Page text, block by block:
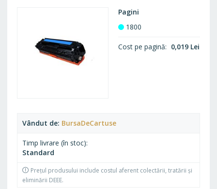
Vândut de BursaDeCartuse
Timp livrare (în stoc)
Standard
Prețul produsului include costul aferent colectării, tratării și
eliminării DEEE.
Pagini
1800
Cost pe pagină 0,019 Lei